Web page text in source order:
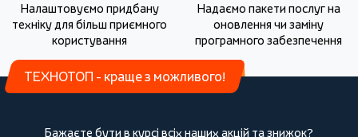
Налаштовуємо придбану
техніку для більш приємного
користування
Надаємо пакети послуг на
оновлення чи заміну
програмного забезпечення
ТЕХНОТОП - краще з можливого!
Бажаєте бути в курсі всіх наших акцій та знижок?